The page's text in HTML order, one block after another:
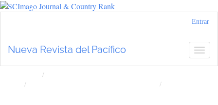
principal
Entrar
Nueva Revista del Pacífico